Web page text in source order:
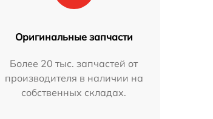
Оригинальные запчасти
Более 20 тыс. запчастей от
производителя в наличии на
собственных складах.